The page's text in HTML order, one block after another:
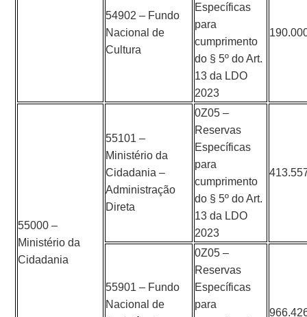
54902 – Fundo
Nacional de
Cultura
Específicas
para
cumprimento
do § 5º do Art.
13 da LDO
2023
55000 –
Ministério da
Cidadania
55101 –
Ministério da
Cidadania –
Administração
Direta
0Z05 –
Reservas
Específicas
para
cumprimento
do § 5º do Art.
13 da LDO
2023
55901 – Fundo
Nacional de
0Z05 –
Reservas
Específicas
para